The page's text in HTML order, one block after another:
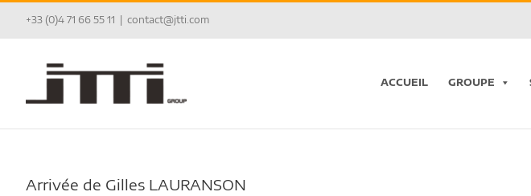
Passer
contenu
+33 (0)4 71 66 55 11 contact@jtti.com
ACCUEIL GROUPE
Arrivée de Gilles LAURANSON